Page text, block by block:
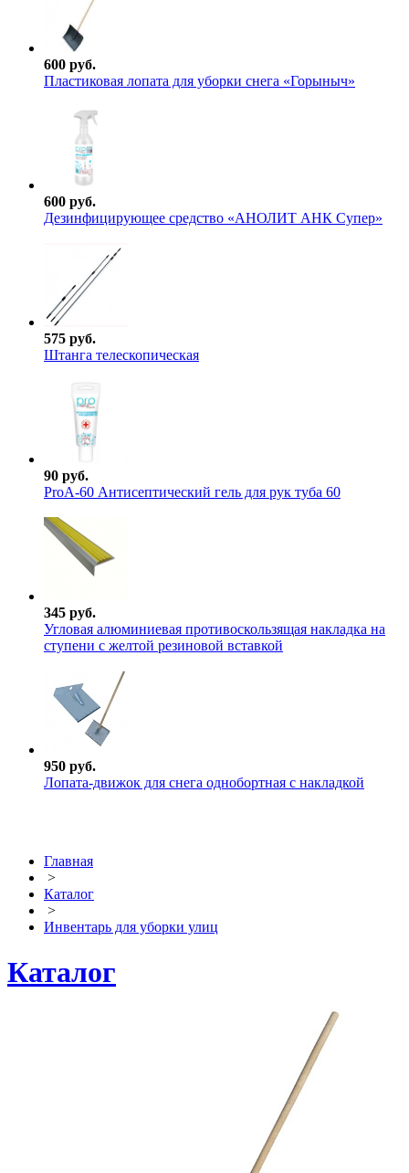
600 руб.
Пластиковая лопата для уборки снега «Горыныч»
600 руб.
Дезинфицирующее средство «АНОЛИТ АНК Супер»
575 руб.
Штанга телескопическая
90 руб.
ProА-60 Антисептический гель для рук туба 60
345 руб.
Угловая алюминиевая противоскользящая накладка на
ступени с желтой резиновой вставкой
950 руб.
Лопата-движок для снега однобортная с накладкой
Главная
>
Каталог
>
Инвентарь для уборки улиц
Каталог